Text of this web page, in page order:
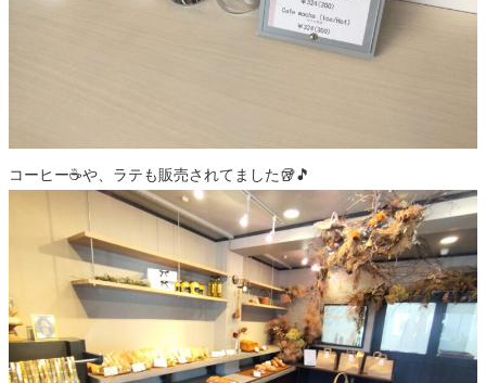
コーヒー☕️や、ラテも販売されてました🥡🎵